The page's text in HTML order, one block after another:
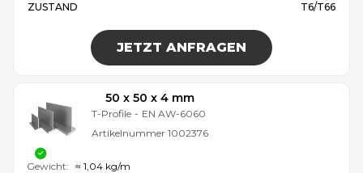
ZUSTAND
T6/T66
JETZT ANFRAGEN
50 x 50 x 4 mm
T-Profile - EN AW-6060
Artikelnummer 1002376
Gewicht: ≈ 1,04 kg/m